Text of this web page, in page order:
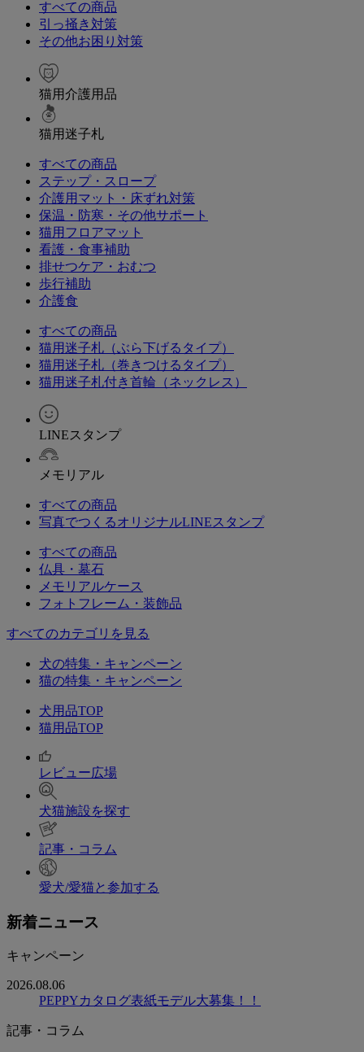
すべての商品
引っ掻き対策
その他お困り対策
猫用介護用品
猫用迷子札
すべての商品
ステップ・スロープ
介護用マット・床ずれ対策
保温・防寒・その他サポート
猫用フロアマット
看護・食事補助
排せつケア・おむつ
歩行補助
介護食
すべての商品
猫用迷子札（ぶら下げるタイプ）
猫用迷子札（巻きつけるタイプ）
猫用迷子札付き首輪（ネックレス）
LINEスタンプ
メモリアル
すべての商品
写真でつくるオリジナルLINEスタンプ
すべての商品
仏具・墓石
メモリアルケース
フォトフレーム・装飾品
すべてのカテゴリを見る
犬の特集・キャンペーン
猫の特集・キャンペーン
犬用品TOP
猫用品TOP
レビュー広場
犬猫施設を探す
記事・コラム
愛犬/愛猫と参加する
新着ニュース
キャンペーン
2026.08.06
PEPPYカタログ表紙モデル大募集！！
記事・コラム